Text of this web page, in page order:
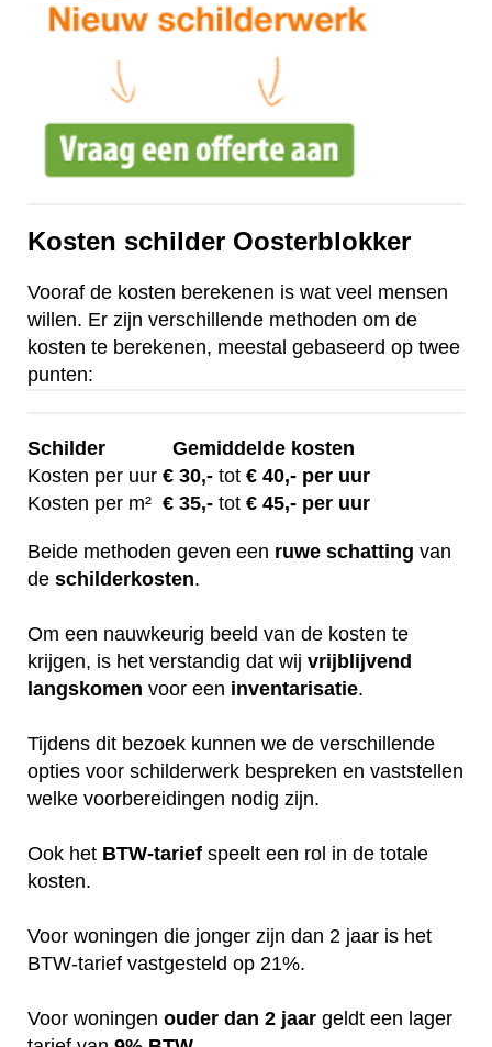
Kosten schilder Oosterblokker
Vooraf de kosten berekenen is wat veel mensen
willen. Er zijn verschillende methoden om de
kosten te berekenen, meestal gebaseerd op twee
punten:
Schilder
Gemiddelde kosten
Kosten per uur € 30,- tot € 40,- per uur
Kosten per m² € 35,- tot € 45,- per uur
Beide methoden geven een ruwe schatting van
de schilderkosten.
Om een nauwkeurig beeld van de kosten te
krijgen, is het verstandig dat wij vrijblijvend
langskomen voor een inventarisatie.
Tijdens dit bezoek kunnen we de verschillende
opties voor schilderwerk bespreken en vaststellen
welke voorbereidingen nodig zijn.
Ook het BTW-tarief speelt een rol in de totale
kosten.
Voor woningen die jonger zijn dan 2 jaar is het
BTW-tarief vastgesteld op 21%.
Voor woningen ouder dan 2 jaar geldt een lager